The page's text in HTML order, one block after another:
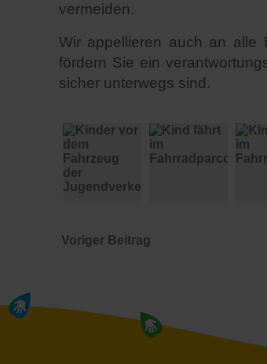
vermeiden.
Wir appellieren auch an alle
fördern Sie ein
sicher unterwegs sind.
Voriger Beitrag